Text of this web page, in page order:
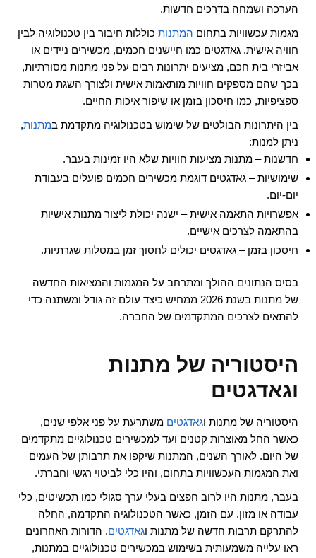
הערכה ושמחה בדרכים חדשות.
מגמות עכשוויות בתחום המתנות כוללות חיבור בין טכנולוגיה לבין
חוויה אישית. גאדגטים כמו חיישנים חכמים, מכשירים ניידים או
אביזרי בית חכם, מציעים יתרונות רבים על פני מתנות מסורתיות,
בכך שהם מספקים חוויות מותאמות אישית ולצורך השגת מטרות
ספציפיות, כמו חיסכון בזמן או שיפור איכות החיים.
בין היתרונות הבולטים של שימוש בטכנולוגיה מתקדמת במתנות,
ניתן למנות:
חדשנות – מתנות מציעות חוויות שלא היו זמינות בעבר.
שימושיות – גאדגטים דוגמת מכשירים חכמים פועלים בעבודת
יום-יום.
אפשרויות התאמה אישית – ישנה יכולת ליצור מתנות אישיות
בהתאמה לצרכים אישיים.
חיסכון בזמן – גאדגטים יכולים לחסוך זמן במטלות שגרתיות.
בסיס הנתונים ההולך ומתרחב על המגמות והמציאות החדשה
של מתנות בשנת 2026 ממחיש כיצד עולם זה גודל ומשתנה כדי
להתאים לצרכים המתקדמים של החברה.
היסטוריה של מתנות
וגאדגטים
היסטוריה של מתנות וגאדגטים משתרעת על פני אלפי שנים,
כאשר החל מאוצרות קטנים ועד למכשירים טכנולוגיים מתקדמים
של היום. לאורך השנים, המתנות שיקפו את תרבותן של העמים
ואת המגמות העכשוויות בתחום, והיו כלי לביטוי רגשי וחברתי.
בעבר, מתנות היו לרוב חפצים בעלי ערך סגולי כמו תכשיטים, כלי
עבודה או מזון. עם הזמן, כאשר הטכנולוגיה התקדמה, החלה
להתרקם תרבות חדשה של מתנות וגאדגטים. הדורות האחרונים
ראו עלייה משמעותית בשימוש במכשירים טכנולוגיים במתנות,